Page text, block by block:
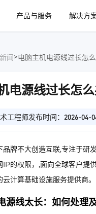
产品与服务
解决方
闻>电脑主机电源线过长怎
电源线过长怎
工程师发布时间：2026-04-
品牌不大创造互联,专注于研
IP的权限，,面向全球客户提
计算基础设施服务提供商。
源线太长：如何处理